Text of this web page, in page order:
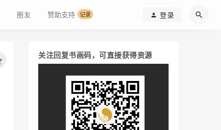
圈友 赞助支持 记录 登录
关注回复书画码，可直接获得资源